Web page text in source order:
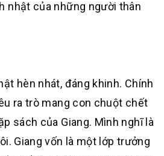
nhật của những người thân
hèn nhát, đáng khinh. Chính
ra trò mang con chuột chết
sách của Giang. Mình nghĩ là
Giang vốn là một lớp trưởng